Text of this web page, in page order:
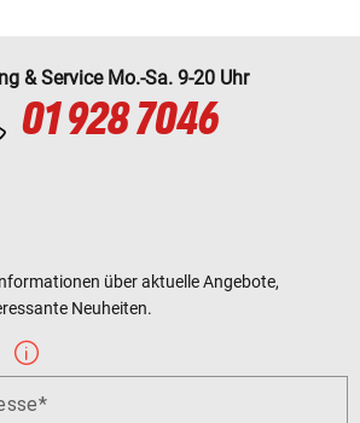
& Service Mo.-Sa. 9-20 Uhr
01 928 7046
über aktuelle Angebote,
Neuheiten.